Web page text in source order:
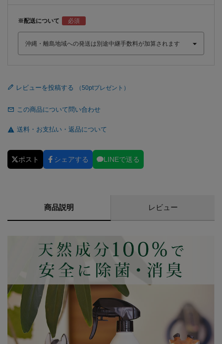
※配送について
レビューを投稿する
この商品について問い合わせ
送料・お支払い・返品について
ポスト シェアする LINEで送る
商品説明 レビュー